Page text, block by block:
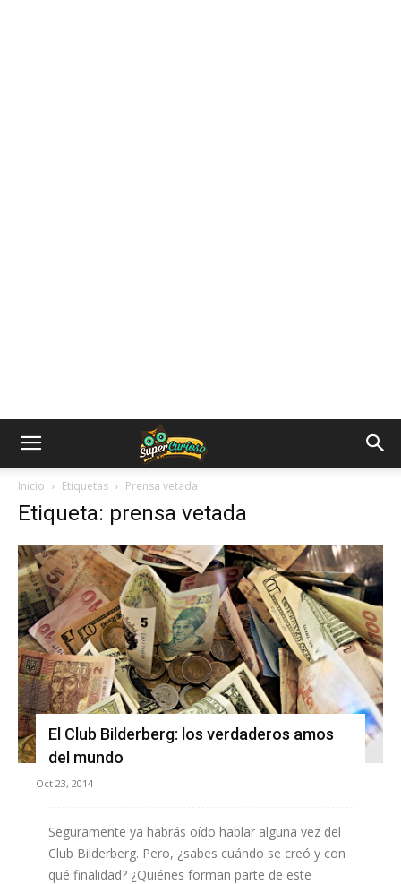
Inicio Etiquetas Prensa vetada
Etiqueta: prensa vetada
El Club Bilderberg: los verdaderos amos
del mundo
Oct 23, 2014
Seguramente ya habrás oído hablar alguna vez del
Club Bilderberg. Pero, ¿sabes cuándo se creó y con
qué finalidad? ¿Quiénes forman parte de este